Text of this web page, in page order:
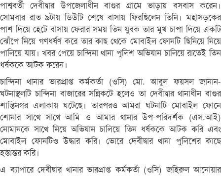
পাশ্ববর্তী দেবীদ্বার উপজেলাধীন বাগুর গ্রামে ভাড়ায় বসবাস করেন।
সোমবার রাত ৯টায় ডিউটি শেষে বাসায় ফিরছিলেন তিনি। মহাসড়কের
পাশ দিয়ে হেটে বাসায় ফেরার সময় তিন যুবক তার মুখ চাপা দিয়ে একটি
ঝোঁপে নিয়ে গণধর্ষণ করে তার কাছ থেকে মোবাইল ফোনটি ছিনিয়ে নিয়ে
পালিয়ে যায়। খবর পেয়ে চান্দিনা থানা পুলিশ অভিযান চালিয়ে রাতেই তিন
ধর্ষককে আটক করেন।
চান্দিনা থানার ভারপ্রাপ্ত কর্মকর্তা (ওসি) মো. আবুল ফয়সল জানান-
ঘটনাস্থলটি চান্দিনা বাজারের সন্নিকটে হলেও তা দেবীদ্বার থানাধীন বাগুর
শান্তিনগর এলাকায় ঘটেছে। তারপরও আমরা ঘটনাটি মোবাইল ফোনে
শোনার সাথে সাথে আমি ও আমার থানার উপ-পরিদর্শক (এস.আই)
নোমানকে সাথে নিয়ে অভিযান চালিয়ে তিন ধর্ষককে আটক করি এবং
মোবাইল ফোনটিও উদ্ধার করি। ভোরে দেবীদ্বার থানা পুলিশের কাছে
হস্তান্তর করি।
এ ব্যাপারে দেবীদ্বার থানার ভারপ্রাপ্ত কর্মকর্তা (ওসি) জহিরুল আনোয়ার